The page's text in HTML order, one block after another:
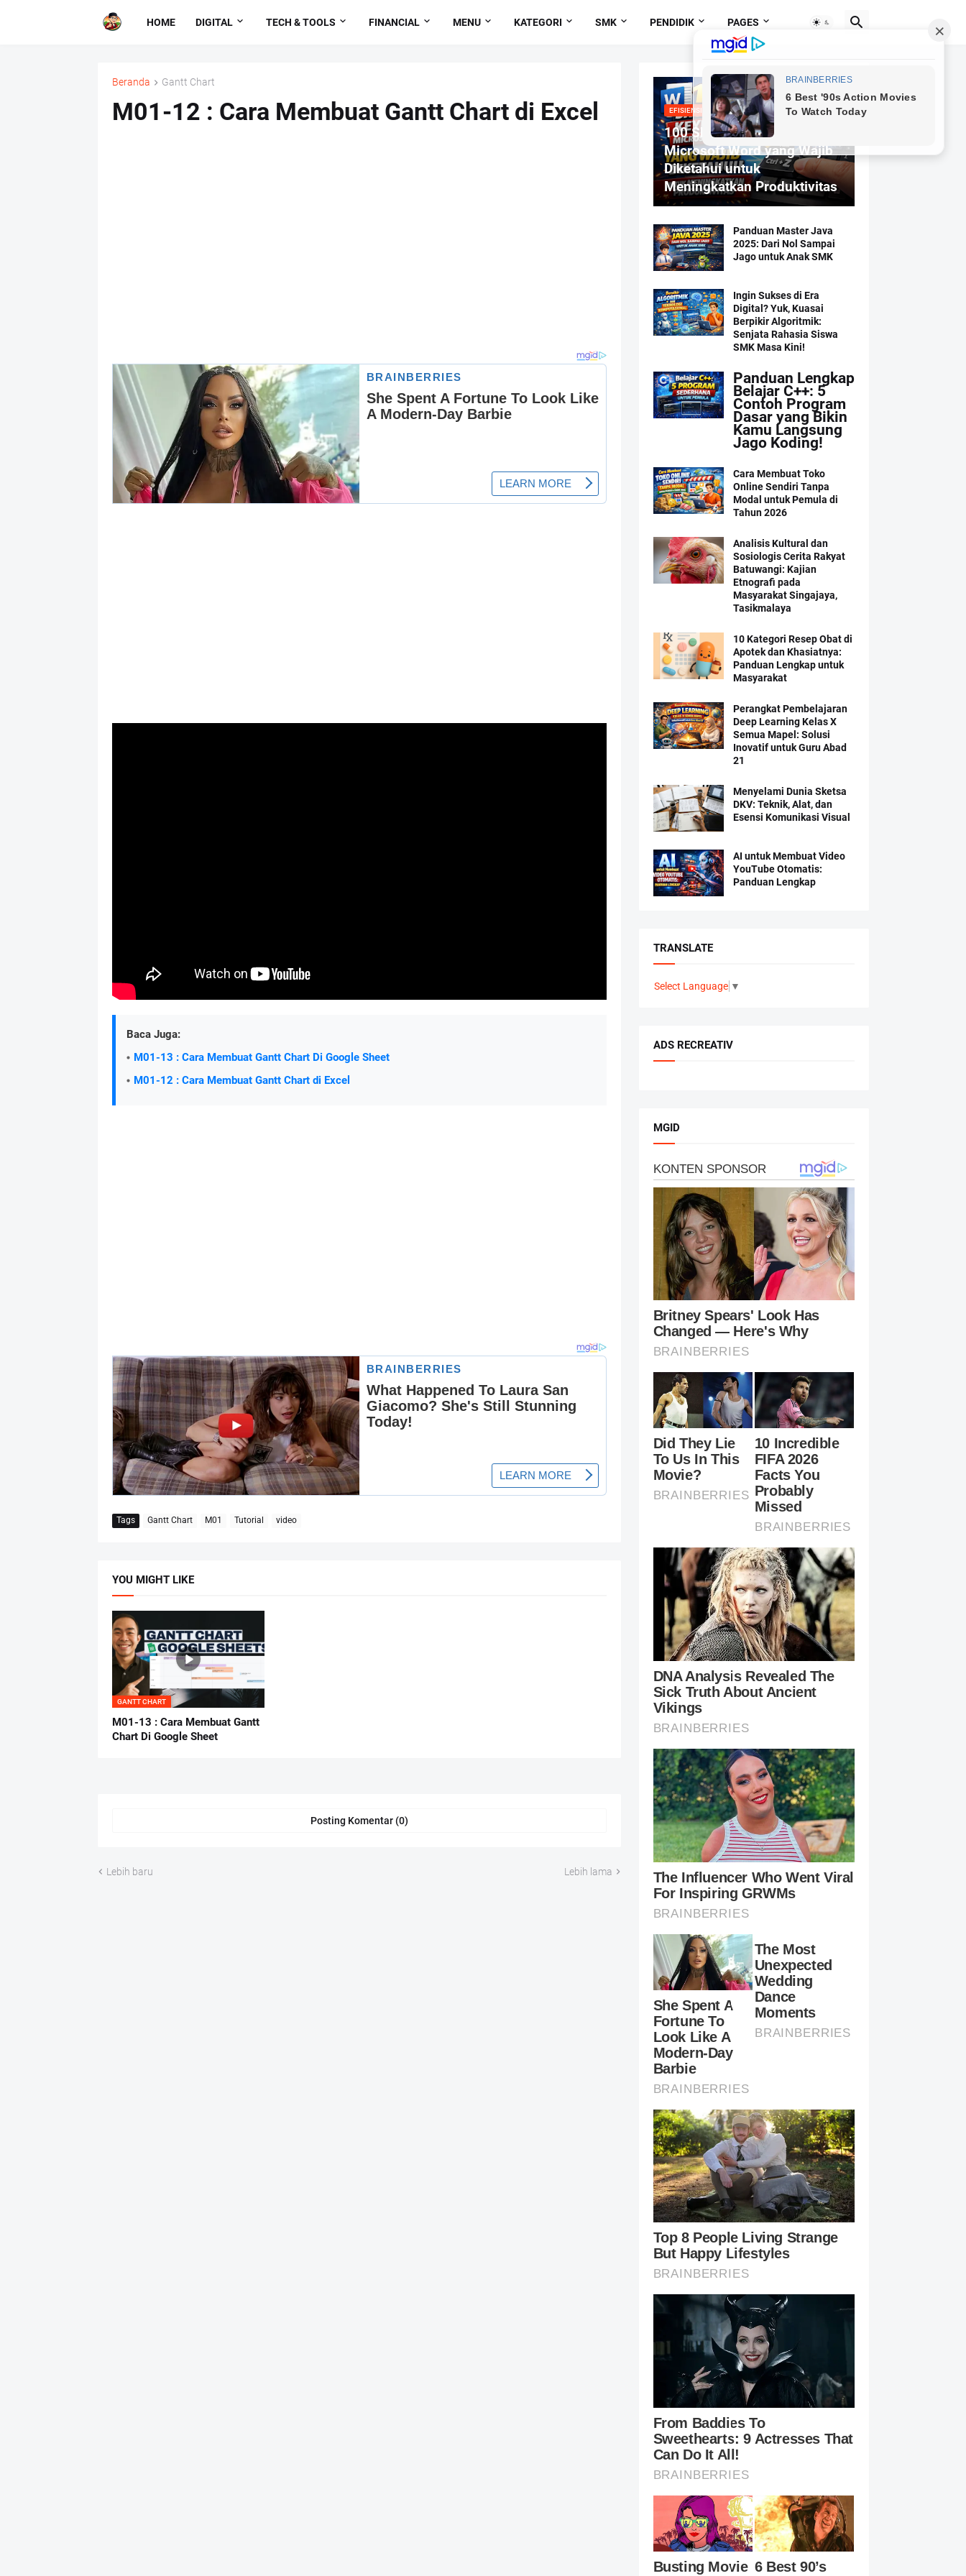
HOME DIGITAL TECH & TOOLS FINANCIAL MENU KATEGORI SMK PENDIDIK PAGES
Beranda Gantt Chart
M01-12 : Cara Membuat Gantt Chart di Excel
Baca Juga:
M01-13 : Cara Membuat Gantt Chart Di Google Sheet
M01-12 : Cara Membuat Gantt Chart di Excel
Tags Gantt Chart M01 Tutorial video
YOU MIGHT LIKE
GANTT CHART
M01-13 : Cara Membuat Gantt
Chart Di Google Sheet
Posting Komentar (0)
Lebih baru Lebih lama
EFISIENSI MENGETIK
100 Shortcut Keyboard
Microsoft Word yang Wajib
Diketahui untuk
Meningkatkan Produktivitas
Panduan Master Java
2025: Dari Nol Sampai
Jago untuk Anak SMK
Ingin Sukses di Era
Digital? Yuk, Kuasai
Berpikir Algoritmik:
Senjata Rahasia Siswa
SMK Masa Kini!
Panduan Lengkap
Belajar C++: 5
Contoh Program
Dasar yang Bikin
Kamu Langsung
Jago Koding!
Cara Membuat Toko
Online Sendiri Tanpa
Modal untuk Pemula di
Tahun 2026
Analisis Kultural dan
Sosiologis Cerita Rakyat
Batuwangi: Kajian
Etnografi pada
Masyarakat Singajaya,
Tasikmalaya
10 Kategori Resep Obat di
Apotek dan Khasiatnya:
Panduan Lengkap untuk
Masyarakat
Perangkat Pembelajaran
Deep Learning Kelas X
Semua Mapel: Solusi
Inovatif untuk Guru Abad
21
Menyelami Dunia Sketsa
DKV: Teknik, Alat, dan
Esensi Komunikasi Visual
AI untuk Membuat Video
YouTube Otomatis:
Panduan Lengkap
TRANSLATE
Select Language ▼
ADS RECREATIV
MGID